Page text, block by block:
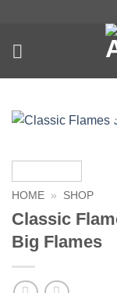
springen
HOME » SHOP
Classic
Big Flames